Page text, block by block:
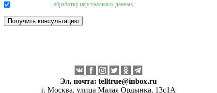
обработку персональных данных
Эл. почта: telltrue@inbox.ru
г. Москва, улица Малая Ордынка, 13с1А